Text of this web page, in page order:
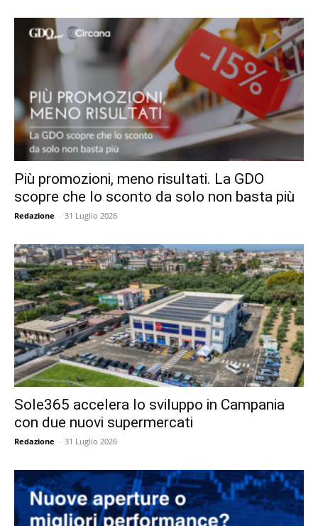
Più promozioni, meno risultati. La GDO
scopre che lo sconto da solo non basta più
Redazione - 31 Luglio 2026
Sole365 accelera lo sviluppo in Campania
con due nuovi supermercati
Redazione - 31 Luglio 2026